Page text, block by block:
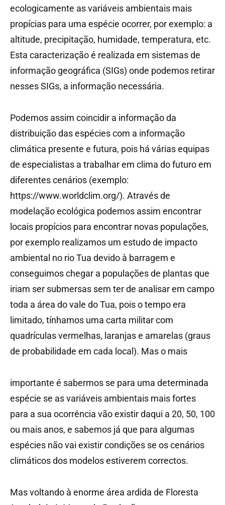
ecologicamente as variáveis ambientais mais
propícias para uma espécie ocorrer, por exemplo: a
altitude, precipitação, humidade, temperatura, etc.
Esta caracterização é realizada em sistemas de
informação geográfica (SIGs) onde podemos retirar
nesses SIGs, a informação necessária.
Podemos assim coincidir a informação da
distribuição das espécies com a informação
climática presente e futura, pois há várias equipas
de especialistas a trabalhar em clima do futuro em
diferentes cenários (exemplo:
https://www.worldclim.org/). Através de
modelação ecológica podemos assim encontrar
locais propícios para encontrar novas populações,
por exemplo realizamos um estudo de impacto
ambiental no rio Tua devido à barragem e
conseguimos chegar a populações de plantas que
iriam ser submersas sem ter de analisar em campo
toda a área do vale do Tua, pois o tempo era
limitado, tínhamos uma carta militar com
quadrículas vermelhas, laranjas e amarelas (graus
de probabilidade em cada local). Mas o mais
importante é sabermos se para uma determinada
espécie se as variáveis ambientais mais fortes
para a sua ocorrência vão existir daqui a 20, 50, 100
ou mais anos, e sabemos já que para algumas
espécies não vai existir condições se os cenários
climáticos dos modelos estiverem correctos.
Mas voltando à enorme área ardida de Floresta